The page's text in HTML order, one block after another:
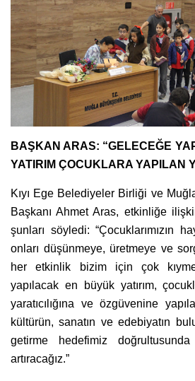
BAŞKAN ARAS: “GELECEĞE
YATIRIM ÇOCUKLARA YAPILAN
Kıyı Ege Belediyeler Birliği ve
Başkanı Ahmet Aras, etkinliğe
şunları söyledi: “Çocuklarımızın
onları düşünmeye, üretmeye ve
her etkinlik bizim için çok
yapılacak en büyük yatırım,
yaratıcılığına ve özgüvenine
kültürün, sanatın ve edebiyatın
getirme hedefimiz
artıracağız.”